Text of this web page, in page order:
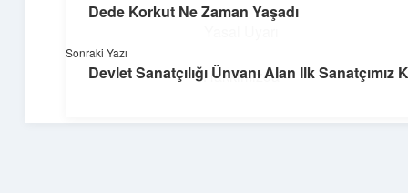
Hakkımızda
Pratik Çözüm Rehberi
Hayatını kolaylaştıran zekice fikirler!
Dede Korkut Ne Zaman Yaşadı
Sonraki Yazı
Devlet Sanatçılığı Ünvanı Alan Ilk Sanatçımız